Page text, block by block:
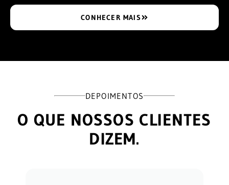
CONHECER MAIS
DEPOIMENTOS
O QUE NOSSOS CLIENTES
DIZEM.